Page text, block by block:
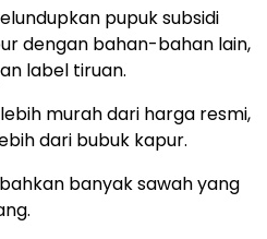
pupuk subsidi
dengan bahan-bahan lain,
label tiruan.
murah dari harga resmi,
dari bubuk kapur.
banyak sawah yang